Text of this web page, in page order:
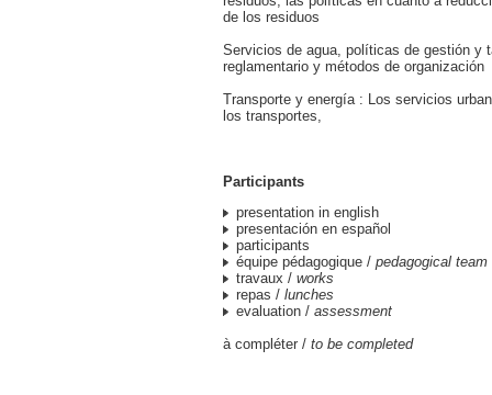
de los residuos
Servicios de agua, políticas de gestión y
reglamentario y métodos de organización
Transporte y energía : Los servicios
los transportes,
Participants
presentation in english
presentación en español
participants
équipe pédagogique / pedagogical team
travaux / works
repas / lunches
evaluation / assessment
à compléter / to be completed